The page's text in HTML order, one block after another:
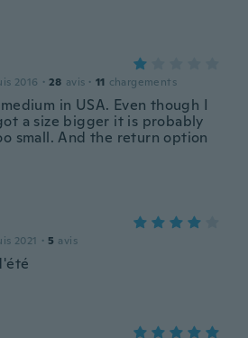
2016 · 28 avis · 11 chargements
in USA. Even though I
a size bigger it is probably
small. And the return option
2021 · 5 avis